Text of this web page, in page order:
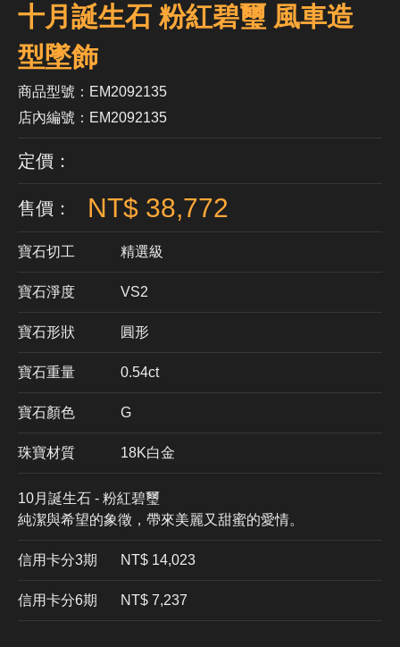
十月誕生石 粉紅碧璽 風車造
型墜飾
商品型號：EM2092135
店內編號：EM2092135
定價：
售價： NT$ 38,772
寶石切工 精選級
寶石淨度 VS2
寶石形狀 ​圓形
寶石重量 0.54ct
寶石顏色 G
珠寶材質 18K白金
10月誕生石 - 粉紅碧璽
純潔與希望的象徵，帶來美麗又甜蜜的愛情。
信用卡分3期 ​NT$ 14,023
信用卡分6期 NT$ 7,237